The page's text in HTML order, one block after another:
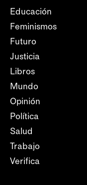
Educación
Feminismos
Futuro
Justicia
Libros
Mundo
Opinión
Política
Salud
Trabajo
Verifica